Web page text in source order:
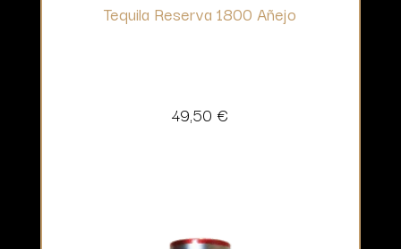
Tequila Reserva 1800 Añejo
49,50 €